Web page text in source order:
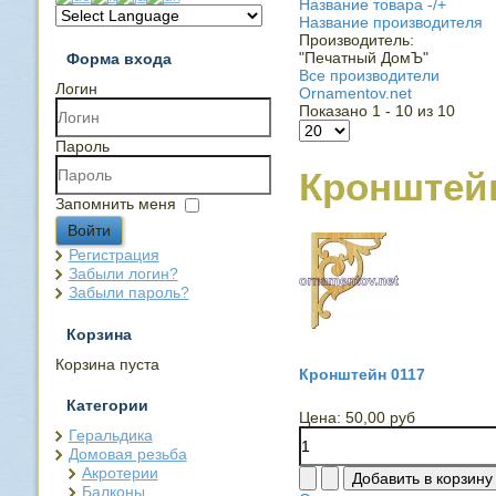
Форма входа
Логин
Пароль
Запомнить меня
Войти
Регистрация
Забыли логин?
Забыли пароль?
Корзина
Корзина пуста
Категории
Геральдика
Домовая резьба
Акротерии
Балконы
Название товара -/+
Название производителя
Производитель:
"Печатный ДомЪ"
Все производители
Ornamentov.net
Показано 1 - 10 из 10
Кронштейн 0117
Цена: 50,00 руб